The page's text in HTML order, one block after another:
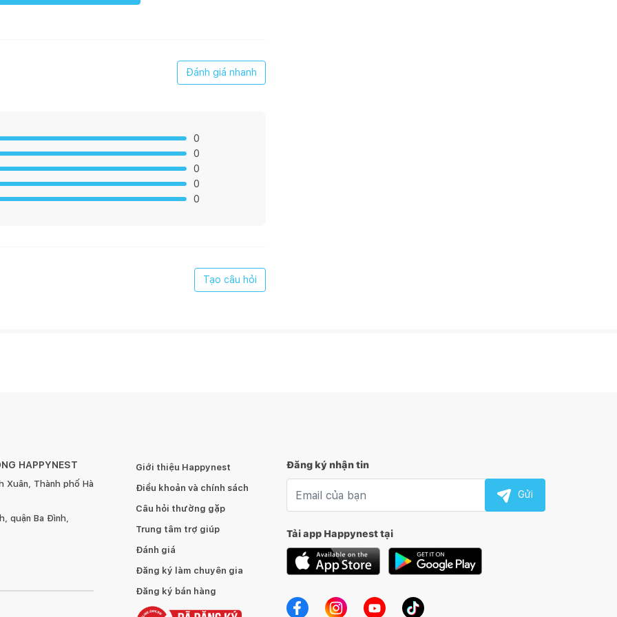
Đánh giá nhanh
0
0
0
0
0
Tạo câu hỏi
HAPPYNEST
Xuân, Thành phố Hà
quận Ba Đình,
Giới thiệu Happynest
Điều khoản và chính sách
Câu hỏi thường gặp
Trung tâm trợ giúp
Đánh giá
Đăng ký làm chuyên gia
Đăng ký bán hàng
Đăng ký nhận tin
Gửi
Tải app Happynest tại